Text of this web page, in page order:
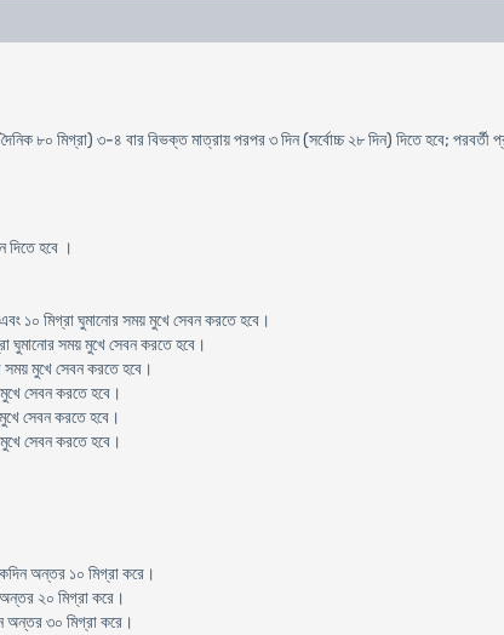
৮০ মিগ্রা) ৩-৪ বার বিভক্ত মাত্রায় পরপর ৩ দিন (সর্বোচ্চ ২৮ দিন) দিতে হবে;
দিতে হবে ।
১০ মিগ্রা ঘুমানোর সময় মুখে সেবন করতে হবে।
ঘুমানোর সময় মুখে সেবন করতে হবে।
সময় মুখে সেবন করতে হবে।
সেবন করতে হবে।
সেবন করতে হবে।
সেবন করতে হবে।
অন্তর ১০ মিগ্রা করে।
২০ মিগ্রা করে।
অন্তর ৩০ মিগ্রা করে।